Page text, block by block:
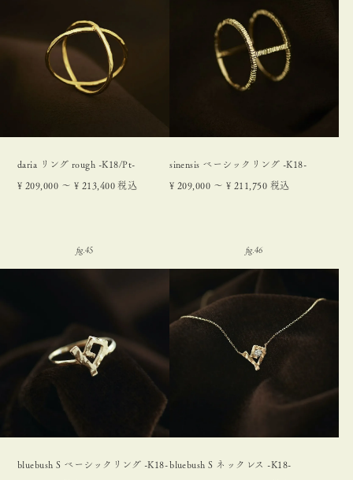
daria リング rough -K18/Pt-
¥ 209,000 〜 ¥ 213,400 税込
sinensis ベーシックリング -K18-
¥ 209,000 〜 ¥ 211,750 税込
bluebush S ベーシックリング -K18-bluebush S ネックレス -K18-